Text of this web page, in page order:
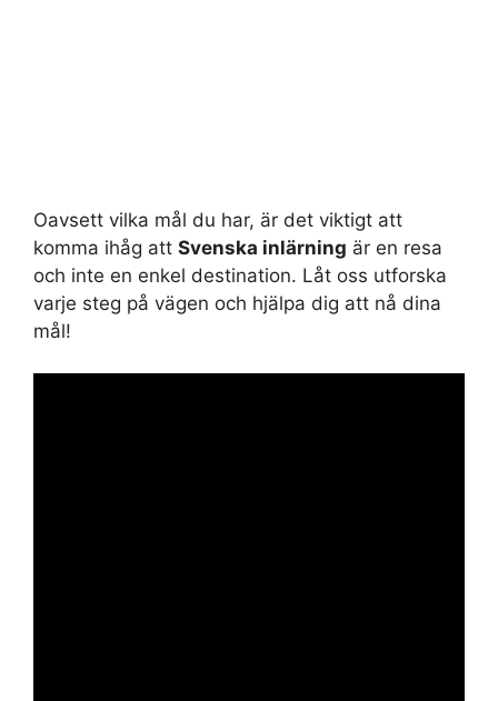
Oavsett vilka mål du har, är det viktigt att
komma ihåg att Svenska inlärning är en resa
och inte en enkel destination. Låt oss utforska
varje steg på vägen och hjälpa dig att nå dina
mål!